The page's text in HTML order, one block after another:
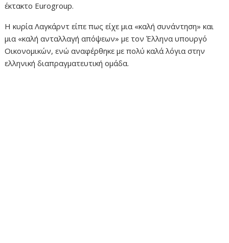
έκτακτο Eurogroup.
Η κυρία Λαγκάρντ είπε πως είχε μια «καλή συνάντηση» και
μια «καλή ανταλλαγή απόψεων» με τον Έλληνα υπουργό
Οικονομικών, ενώ αναφέρθηκε με πολύ καλά λόγια στην
ελληνική διαπραγματευτική ομάδα.